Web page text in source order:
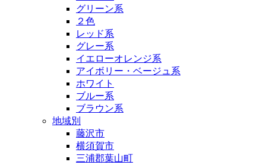
グリーン系
２色
レッド系
グレー系
イエローオレンジ系
アイボリー・ベージュ系
ホワイト
ブルー系
ブラウン系
地域別
藤沢市
横須賀市
三浦郡葉山町